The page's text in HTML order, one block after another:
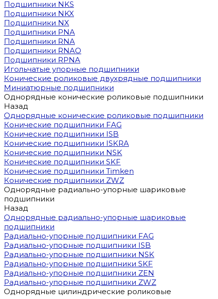
Подшипники NKS
Подшипники NKX
Подшипники NX
Подшипники PNA
Подшипники RNA
Подшипники RNAO
Подшипники RPNA
Игольчатые упорные подшипники
Конические роликовые двухрядные подшипники
Миниатюрные подшипники
Однорядные конические роликовые подшипники
Назад
Однорядные конические роликовые подшипники
Конические подшипники FAG
Конические подшипники ISB
Конические подшипники ISKRA
Конические подшипники NSK
Конические подшипники SKF
Конические подшипники Timken
Конические подшипники ZWZ
Однорядные радиально-упорные шариковые
подшипники
Назад
Однорядные радиально-упорные шариковые
подшипники
Радиально-упорные подшипники FAG
Радиально-упорные подшипники ISB
Радиально-упорные подшипники NSK
Радиально-упорные подшипники SKF
Радиально-упорные подшипники ZEN
Радиально-упорные подшипники ZWZ
Однорядные цилиндрические роликовые